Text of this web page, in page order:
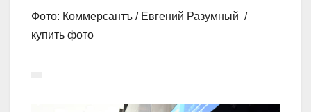
Фото: Коммерсантъ / Евгений Разумный /
купить фото